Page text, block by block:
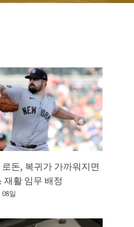
돈, 복귀가 가까워지면
재활 임무 배정
일